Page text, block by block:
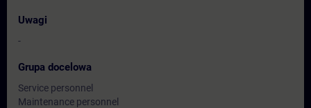
Uwagi
-
Grupa docelowa
Service personnel
Maintenance personnel